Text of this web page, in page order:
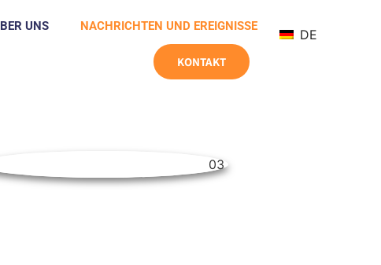
UNS NACHRICHTEN UND EREIGNISSE
KONTAKT
DE